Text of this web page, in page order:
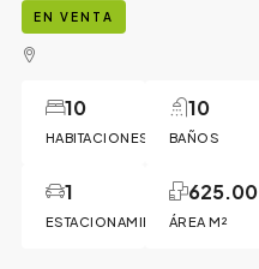
EN VENTA
HABITACIONES
10
BAÑOS
10
ESTACIONAMIENTO
1
ÁREA M²
625.00